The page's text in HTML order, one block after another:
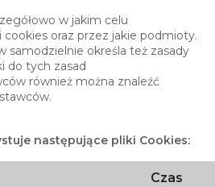
w jakim celu
oraz przez jakie podmioty.
samodzielnie określa też zasady
do tych zasad
również można znaleźć
następujące pliki Cookies:
Czas